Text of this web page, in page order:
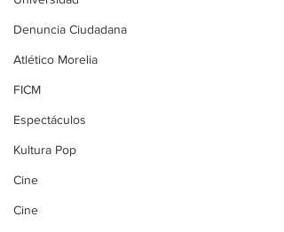
Denuncia Ciudadana
Atlético Morelia
FICM
Espectáculos
Kultura Pop
Cine
Cine